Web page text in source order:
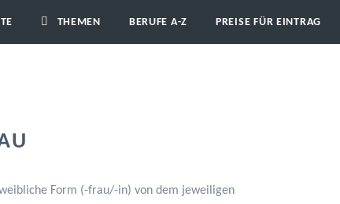
THEMEN BERUFE A-Z PREISE FÜR EINTRAG
Form (-frau/-in) von dem jeweiligen